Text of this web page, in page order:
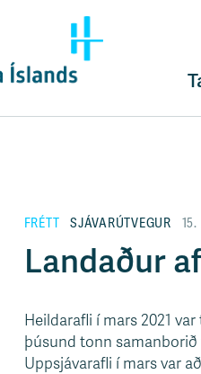
FRÉTT SJÁVARÚTVEGUR 15.
Landaður
Heildarafli í mars 2021
þúsund tonn
Uppsjávarafli í mars var